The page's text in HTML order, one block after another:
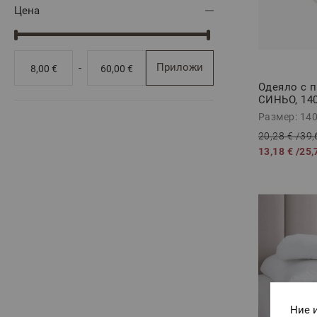
Цена
8,00 € - 60,00 € Приложи
Одеяло с
СИНЬО,
Размер:
20,28 €/
13,18 € /
Ние